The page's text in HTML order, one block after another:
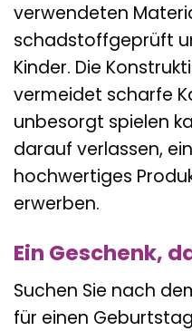
verwendeten
schadstoffgeprüft
Kinder. Die
vermeidet scharfe
unbesorgt spielen
darauf verlassen,
hochwertiges
erwerben.
Ein Geschenk,
Suchen Sie nach
für einen